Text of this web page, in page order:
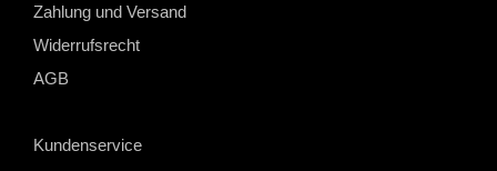
Zahlung und Versand
Widerrufsrecht
AGB
Kundenservice